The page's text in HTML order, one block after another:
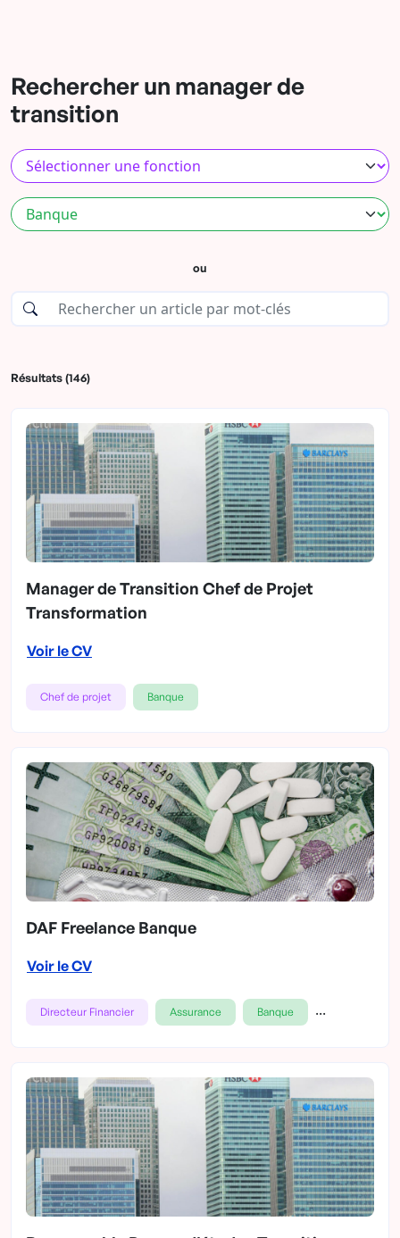
Rechercher un manager de
transition
ou
Résultats (146)
Manager de Transition Chef de Projet
Transformation
Voir le CV
Chef de projet Banque
DAF Freelance Banque
Voir le CV
Directeur Financier Assurance Banque ...